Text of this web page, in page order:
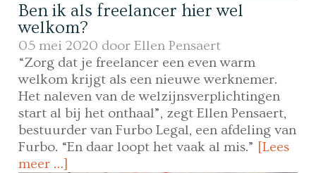
Ben ik als freelancer hier wel
welkom?
05 mei 2020 doorEllen Pensaert
“Zorg dat je freelancer een even warm
welkom krijgt als een nieuwe werknemer.
Het naleven van de welzijnsverplichtingen
start al bij het onthaal”, zegt Ellen Pensaert,
bestuurder van Furbo Legal, een afdeling van
Furbo. “En daar loopt het vaak al mis.” [Lees
meer …]